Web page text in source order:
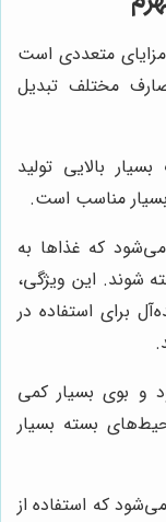
مزایای متعددی است
مختلف تبدیل
بالایی تولید
مناسب است.
می‌شود که غذاها به
شوند. این ویژگی،
برای استفاده در
و بوی بسیار کمی
بسته بسیار
که استفاده از